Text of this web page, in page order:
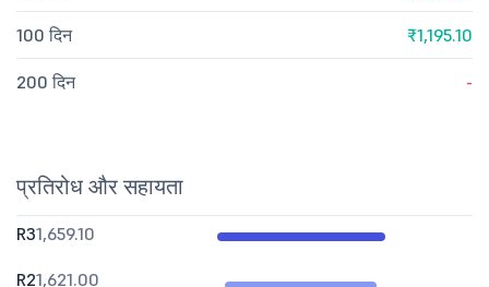
100 दिन ₹1,195.10
200 दिन -
प्रतिरोध और सहायता
R31,659.10
R21,621.00